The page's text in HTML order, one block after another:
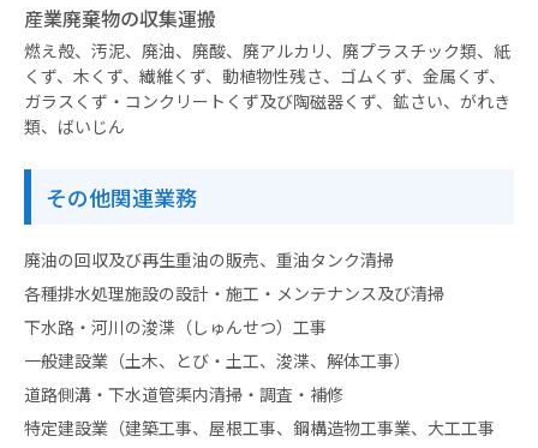
産業廃棄物の収集運搬
燃え殻、汚泥、廃油、廃酸、廃アルカリ、廃プラスチック類、紙
くず、木くず、繊維くず、動植物性残さ、ゴムくず、金属くず、
ガラスくず・コンクリートくず及び陶磁器くず、鉱さい、がれき
類、ばいじん
その他関連業務
廃油の回収及び再生重油の販売、重油タンク清掃
各種排水処理施設の設計・施工・メンテナンス及び清掃
下水路・河川の浚渫（しゅんせつ）工事
一般建設業（土木、とび・土工、浚渫、解体工事）
道路側溝・下水道管渠内清掃・調査・補修
特定建設業（建築工事、屋根工事、鋼構造物工事業、大工工事